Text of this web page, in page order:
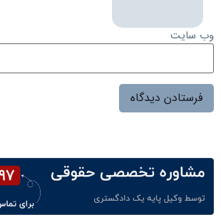
وب‌ سایت